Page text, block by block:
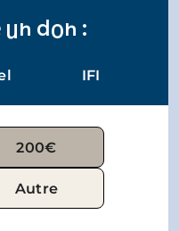
ici
le bulletin
les Amis de
un don :
IFI
200€
Autre